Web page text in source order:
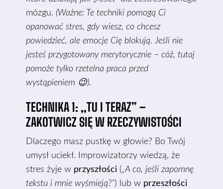
mózgu. (Ważne: Te techniki pomogą Ci
opanować stres, gdy wiesz, co chcesz
powiedzieć, ale emocje Cię blokują. Jeśli nie
jesteś przygotowany merytorycznie – cóż, tutaj
pomoże tylko rzetelna praca przed
wystąpieniem 😉).
TECHNIKA 1: „TU I TERAZ” –
ZAKOTWICZ SIĘ W RZECZYWISTOŚCI
Dlaczego masz pustkę w głowie? Bo Twój
umysł uciekł. Improwizatorzy wiedzą, że
stres żyje w przyszłości („A co, jeśli zapomnę
tekstu i mnie wyśmieją?”) lub w przeszłości